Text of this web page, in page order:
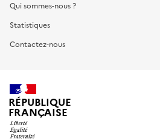
Qui sommes-nous ?
Statistiques
Contactez-nous
RÉPUBLIQUE
FRANÇAISE